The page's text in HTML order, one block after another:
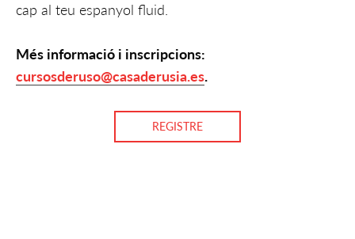
cap al teu espanyol fluid.
Més informació i inscripcions:
cursosderuso@casaderusia.es.
REGISTRE